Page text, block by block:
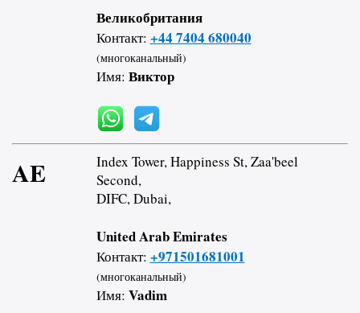
Великобритания
Контакт: +44 7404 680040
(многоканальный)
Имя: Виктор
AE
Index Tower, Happiness St, Zaa'beel
Second,
DIFC, Dubai,
United Arab Emirates
Контакт: +971501681001
(многоканальный)
Имя: Vadim